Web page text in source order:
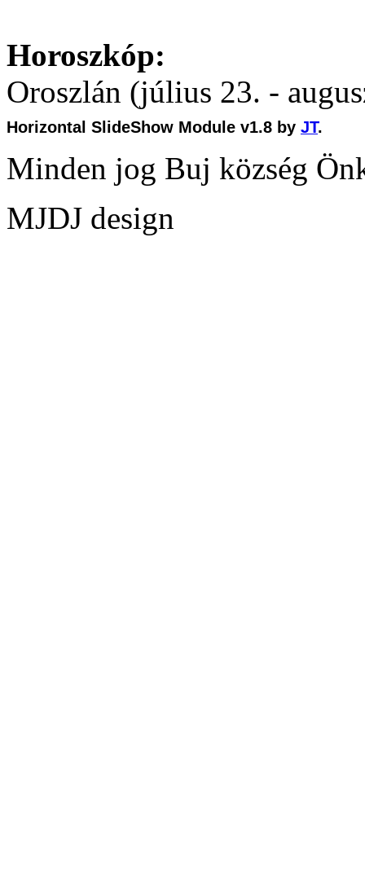
Horoszkóp:
Oroszlán (július 23. -
Horizontal SlideShow Module v1.8 by JT.
Minden jog Buj község
MJDJ design